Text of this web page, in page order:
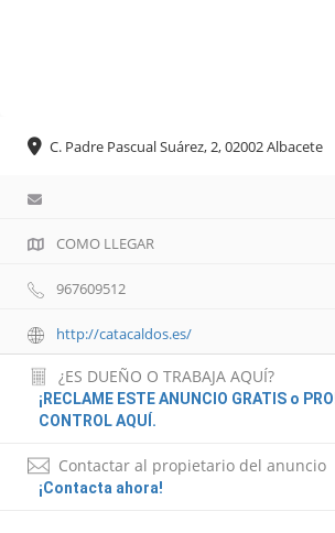
C. Padre Pascual Suárez, 2, 02002 Albacete
COMO LLEGAR
967609512
http://catacaldos.es/
¿ES DUEÑO O TRABAJA AQUÍ?
¡RECLAME ESTE ANUNCIO GRATIS o
CONTROL AQUÍ.
Contactar al propietario del anuncio
¡Contacta ahora!